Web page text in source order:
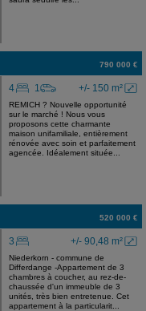
790 000 €
+/- 150 m²
4 1
REMICH ? Nouvelle opportunité
sur le marché ! Nous vous
proposons cette charmante
maison unifamiliale, entièrement
rénovée avec soin et parfaitement
agencée. Idéalement située...
520 000 €
+/- 90,48 m²
3
Niederkorn - commune de
Differdange -Appartement de 3
chambres à coucher, au rez-de-
chaussée d'un immeuble de 3
unités, très bien entretenue. Cet
appartement à la particularit...